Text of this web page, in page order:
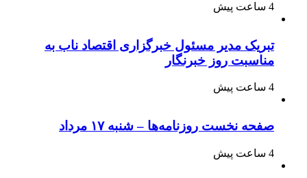
4 ساعت پیش
تبریک مدیر مسئول خبرگزاری اقتصاد ناب به
مناسبت روز خبرنگار
4 ساعت پیش
صفحه نخست روزنامه‌ها – شنبه ۱۷ مرداد
4 ساعت پیش